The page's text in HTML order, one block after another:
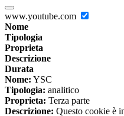
www.youtube.com
Nome
Tipologia
Proprieta
Descrizione
Durata
Nome: YSC
Tipologia: analitico
Proprieta: Terza parte
Descrizione: Questo cookie è